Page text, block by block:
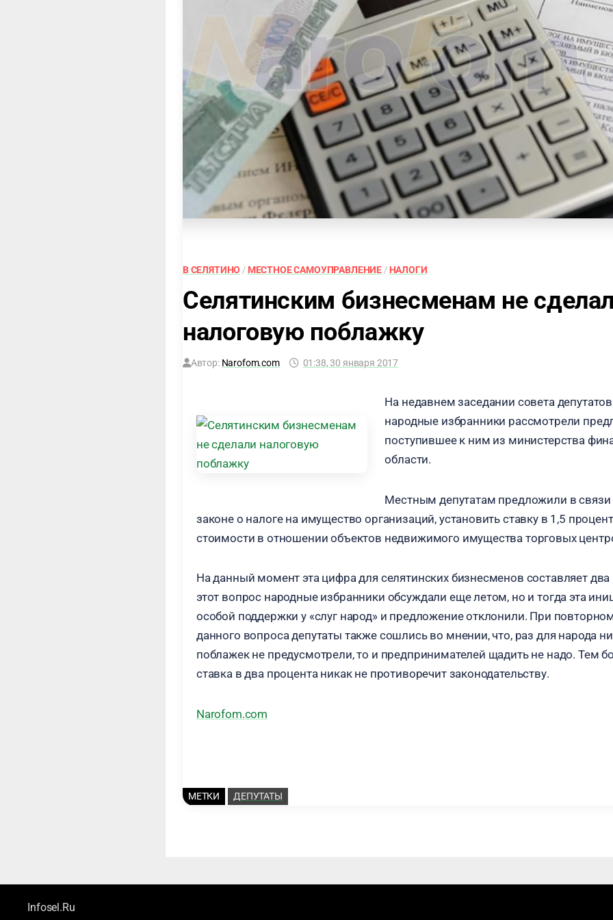
В СЕЛЯТИНО / МЕСТНОЕ САМОУПРАВЛЕНИЕ / НАЛОГИ
Селятинским бизнесменам не
налоговую поблажку
Автор: Narofom.com 01:38, 30 января 2017
На недавнем заседании совета
народные избранники рассмотрели
поступившее к ним из министерства
области.
Местным депутатам предложили в
законе о налоге на имущество организаций, установить ставку в 1,5
стоимости в отношении объектов недвижимого имущества торговых
На данный момент эта цифра для селятинских бизнесменов составляет два
этот вопрос народные избранники обсуждали еще летом, но и тогда эта
особой поддержки у «слуг народ» и предложение отклонили. При
данного вопроса депутаты также сошлись во мнении, что, раз для народа
поблажек не предусмотрели, то и предпринимателей щадить не надо. Тем
ставка в два процента никак не противоречит законодательству.
Narofom.com
МЕТКИ ДЕПУТАТЫ
Infosel.Ru